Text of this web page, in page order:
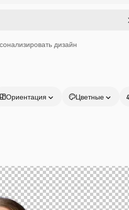
дизайн
Ориентация Цветные